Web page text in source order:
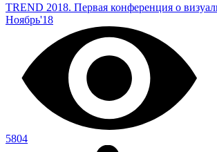
TREND 2018. Первая конференция о
Ноябрь'18
5804